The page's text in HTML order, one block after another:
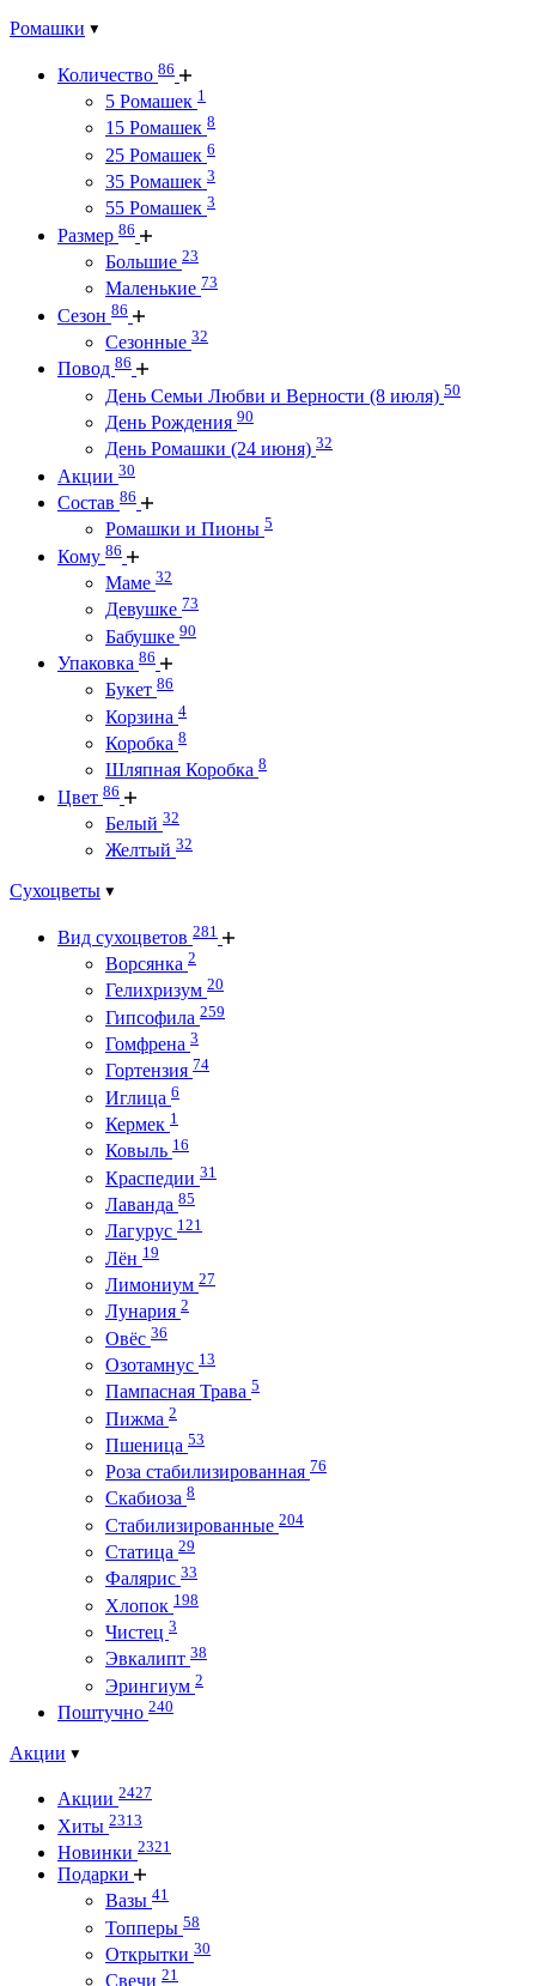
Ромашки
Количество 86
5 Ромашек 1
15 Ромашек 8
25 Ромашек 6
35 Ромашек 3
55 Ромашек 3
Размер 86
Большие 23
Маленькие 73
Сезон 86
Сезонные 32
Повод 86
День Семьи Любви и Верности (8 июля) 50
День Рождения 90
День Ромашки (24 июня) 32
Акции 30
Состав 86
Ромашки и Пионы 5
Кому 86
Маме 32
Девушке 73
Бабушке 90
Упаковка 86
Букет 86
Корзина 4
Коробка 8
Шляпная Коробка 8
Цвет 86
Белый 32
Желтый 32
Сухоцветы
Вид сухоцветов 281
Ворсянка 2
Гелихризум 20
Гипсофила 259
Гомфрена 3
Гортензия 74
Иглица 6
Кермек 1
Ковыль 16
Краспедии 31
Лаванда 85
Лагурус 121
Лён 19
Лимониум 27
Лунария 2
Овёс 36
Озотамнус 13
Пампасная Трава 5
Пижма 2
Пшеница 53
Роза стабилизированная 76
Скабиоза 8
Стабилизированные 204
Статица 29
Фалярис 33
Хлопок 198
Чистец 3
Эвкалипт 38
Эрингиум 2
Поштучно 240
Акции
Акции 2427
Хиты 2313
Новинки 2321
Подарки
Вазы 41
Топперы 58
Открытки 30
Свечи 21